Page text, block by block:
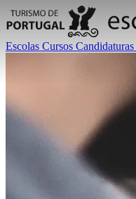
Escolas Cursos Candidaturas